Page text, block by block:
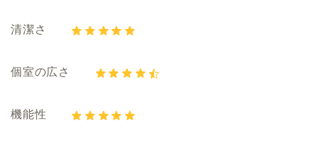
清潔さ
個室の広さ
機能性